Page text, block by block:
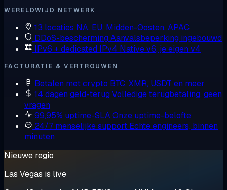
WERELDWIJD NETWERK
13 locaties NA, EU, Midden-Oosten, APAC
DDoS-bescherming Aanvalsbeperking ingebouwd
IPv6 + dedicated IPv4 Native v6, je eigen v4
FACTURATIE & VERTROUWEN
Betalen met crypto BTC, XMR, USDT en meer
14 dagen geld-terug Volledige terugbetaling, geen
vragen
99,95% uptime-SLAOnze uptime-belofte
24/7 menselijke support Echte engineers, binnen
minuten
Nieuwe regio
Las Vegas is live